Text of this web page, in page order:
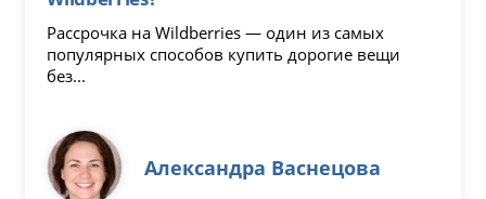
Рассрочка на Wildberries — один из самых
популярных способов купить дорогие вещи
без...
Александра Васнецова